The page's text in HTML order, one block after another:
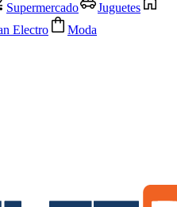
Supermercado
Juguetes
Electro Moda